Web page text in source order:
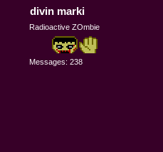
divin marki
Radioactive ZOmbie
Messages: 238